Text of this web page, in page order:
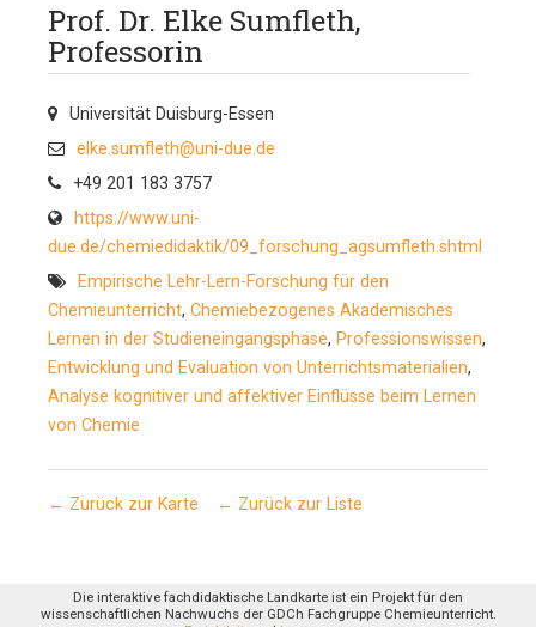
Prof. Dr. Elke Sumfleth,
Professorin
Universität Duisburg-Essen
elke.sumfleth@uni-due.de
+49 201 183 3757
https://www.uni-
due.de/chemiedidaktik/09_forschung_agsumfleth.shtml
Empirische Lehr-Lern-Forschung für den
Chemieunterricht, Chemiebezogenes Akademisches
Lernen in der Studieneingangsphase, Professionswissen,
Entwicklung und Evaluation von Unterrichtsmaterialien,
Analyse kognitiver und affektiver Einflüsse beim Lernen
von Chemie
← Zurück zur Karte ← Zurück zur Liste
Die interaktive fachdidaktische Landkarte ist ein Projekt für den
wissenschaftlichen Nachwuchs der GDCh Fachgruppe Chemieunterricht.